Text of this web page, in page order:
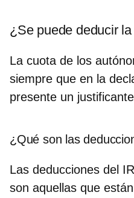
¿Se puede deducir
La cuota de los
siempre que en la
presente un
¿Qué son las
Las deducciones del
son aquellas que